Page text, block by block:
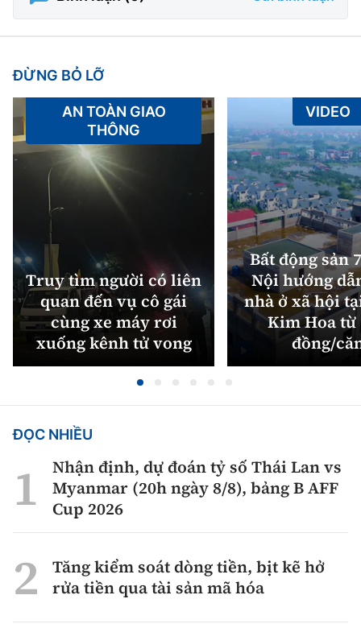
ĐỪNG BỎ LỠ
Truy tìm người có liên
quan đến vụ cô gái
cùng xe máy rơi
xuống kênh tử vong
AN TOÀN GIAO
THÔNG
Bất động sản
Nội hướng
nhà ở xã hội
Kim Hoa từ
đồng/
VIDEO
ĐỌC NHIỀU
Nhận định, dự đoán tỷ số Thái Lan vs
Myanmar (20h ngày 8/8), bảng B AFF
Cup 2026
Tăng kiểm soát dòng tiền, bịt kẽ hở
rửa tiền qua tài sản mã hóa